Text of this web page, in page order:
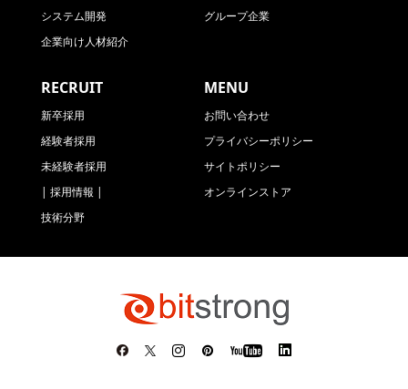
システム開発
企業向け人材紹介
グループ企業
RECRUIT
新卒採用
経験者採用
未経験者採用
| 採用情報 |
技術分野
MENU
お問い合わせ
プライバシーポリシー
サイトポリシー
オンラインストア